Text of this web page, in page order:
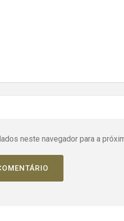
neste navegador para a